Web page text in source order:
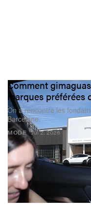
MODE
Comment
marques préférées
On a rencontré les
Barcelone.
Jul 2, 2026